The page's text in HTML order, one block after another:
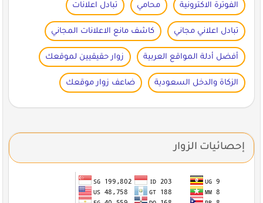
الفوترة الاكترونية محامي تبادل اعلانات
تبادل اعلاني مجاني كاشف مانع الاعلانات المجاني
أفضل أدلة المواقع العربية زوار حقيقيين لموقعك
الزكاة والدخل السعودية ضاعف زوار موقعك
إحصائيات الزوار